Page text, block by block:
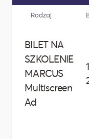
Rodzaj
BILET NA
SZKOLENIE
MARCUS
Multiscreen
Ad